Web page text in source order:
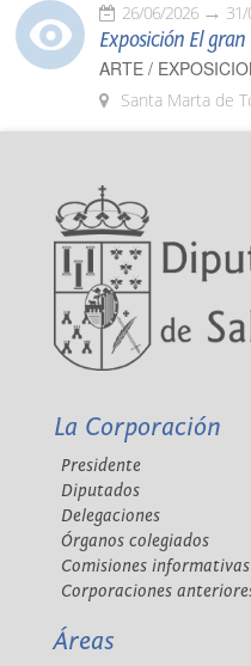
26/06/2026
Exposición El
ARTE /
Santa Marta de
La Corporación
Presidente
Diputados
Delegaciones
Órganos colegiados
Comisiones informativas
Corporaciones
Áreas